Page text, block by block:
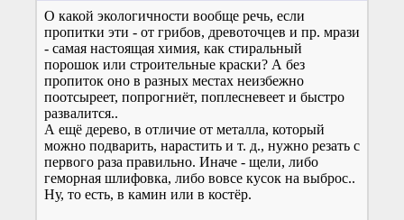
О какой экологичности вообще речь, если
пропитки эти - от грибов, древоточцев и пр. мрази
- самая настоящая химия, как стиральный
порошок или строительные краски? А без
пропиток оно в разных местах неизбежно
поотсыреет, попрогниёт, поплесневеет и быстро
развалится..
А ещё дерево, в отличие от металла, который
можно подварить, нарастить и т. д., нужно резать с
первого раза правильно. Иначе - щели, либо
геморная шлифовка, либо вовсе кусок на выброс..
Ну, то есть, в камин или в костёр.